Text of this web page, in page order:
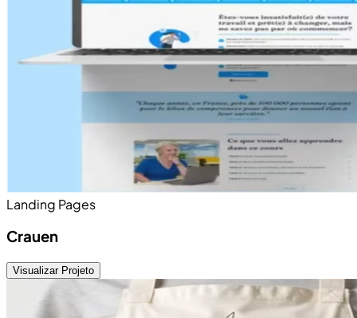
Landing Pages
Crauen
Visualizar Projeto